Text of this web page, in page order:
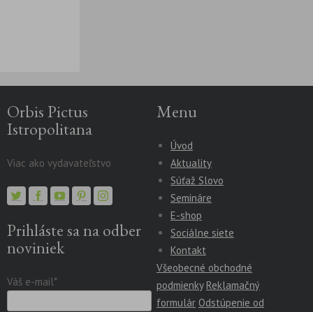
Orbis Pictus
Istropolitana
Viac ako vydavateľstvo
Prihláste sa na odber
noviniek
Váš e-mail*
Menu
Úvod
Aktuality
Súťaž Slovo
Semináre
E-shop
Sociálne siete
Kontakt
Všeobecné obchodné
podmienky Reklamačný
formulár Odstúpenie od